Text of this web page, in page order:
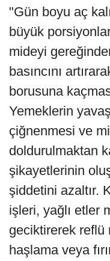
"Gün boyu aç
büyük
mideyi
basıncını
borusuna
Yemeklerin
çiğnenmesi ve
doldurulmaktan
şikayetlerinin
şiddetini azaltır.
işleri, yağlı etler
geciktirerek reflü
haşlama veya